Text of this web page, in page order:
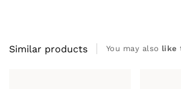
Similar products You may also like